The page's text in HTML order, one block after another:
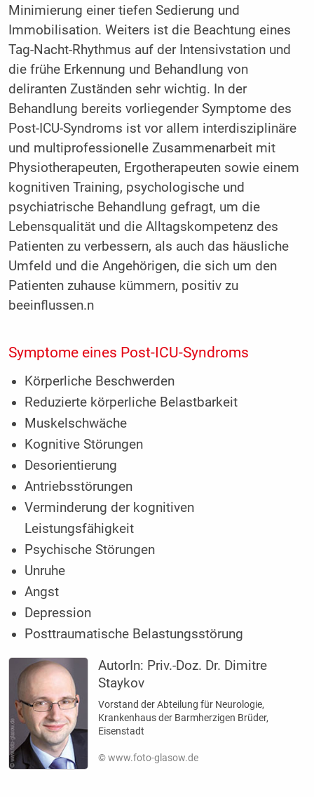
Minimierung einer tiefen Sedierung und
Immobilisation. Weiters ist die Beachtung eines
Tag-Nacht-Rhythmus auf der Intensivstation und
die frühe Erkennung und Behandlung von
deliranten Zuständen sehr wichtig. In der
Behandlung bereits vorliegender Symptome des
Post-ICU-Syndroms ist vor allem interdisziplinäre
und multiprofessionelle Zusammenarbeit mit
Physiotherapeuten, Ergotherapeuten sowie einem
kognitiven Training, psychologische und
psychiatrische Behandlung gefragt, um die
Lebensqualität und die Alltagskompetenz des
Patienten zu verbessern, als auch das häusliche
Umfeld und die Angehörigen, die sich um den
Patienten zuhause kümmern, positiv zu
beeinflussen.n
Symptome eines Post-ICU-Syndroms
Körperliche Beschwerden
Reduzierte körperliche Belastbarkeit
Muskelschwäche
Kognitive Störungen
Desorientierung
Antriebsstörungen
Verminderung der kognitiven
Leistungsfähigkeit
Psychische Störungen
Unruhe
Angst
Depression
Posttraumatische Belastungsstörung
AutorIn: Priv.-Doz. Dr. Dimitre
Staykov
Vorstand der Abteilung für Neurologie,
Krankenhaus der Barmherzigen Brüder,
Eisenstadt
© www.foto-glasow.de